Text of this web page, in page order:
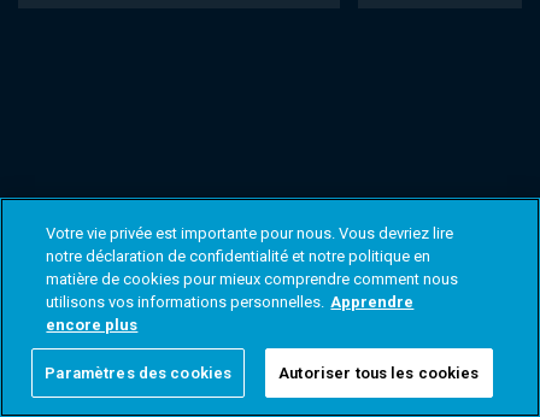
Votre vie privée est importante pour nous. Vous devriez lire
notre déclaration de confidentialité et notre politique en
matière de cookies pour mieux comprendre comment nous
utilisons vos informations personnelles. Apprendre
encore plus
Paramètres des cookies Autoriser tous les cookies